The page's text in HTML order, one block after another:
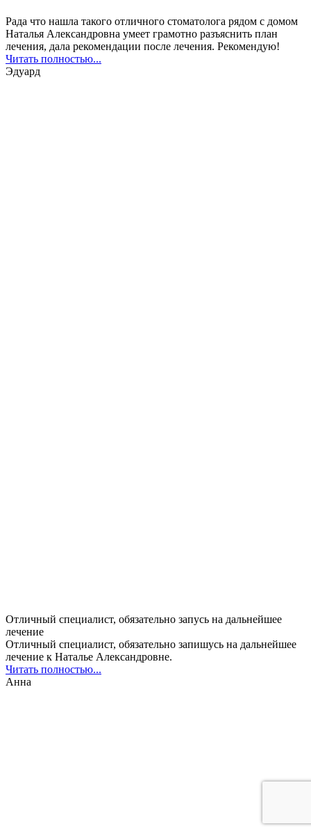
Рада что нашла такого отличного стоматолога рядом с домом
Наталья Александровна умеет грамотно разъяснить план
лечения, дала рекомендации после лечения. Рекомендую!
Читать полностью...
Эдуард
Отличный специалист, обязательно запусь на дальнейшее
лечение
Отличный специалист, обязательно запишусь на дальнейшее
лечение к Наталье Александровне.
Читать полностью...
Анна